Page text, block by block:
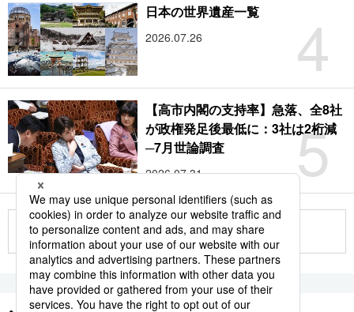
4
日本の世界遺産一覧
2026.07.26
5
【高市内閣の支持率】急落、全8社
が政権発足後最低に：3社は2桁減
─7月世論調査
2026.07.31
もっと見る